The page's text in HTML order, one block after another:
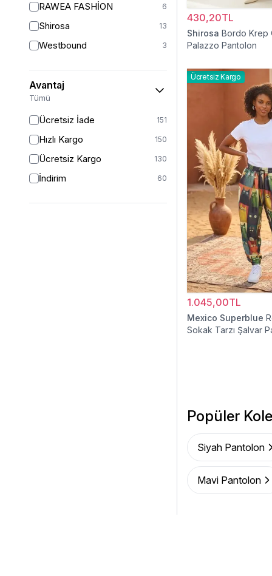
44 4
46
RAWEA FASHİON 6
Shirosa 13
Westbound 3
Avantaj
Tümü
Ücretsiz İade 151
Hızlı Kargo 150
Ücretsiz Kargo 130
İndirim 60
430,20TL
Shirosa Bordo Krep
Palazzo Pantolon
Ücretsiz Kargo
1.045,00TL
Mexico Superblue
Sokak Tarzı Şalvar
Popüler
Siyah Pantolon
Mavi Pantolon